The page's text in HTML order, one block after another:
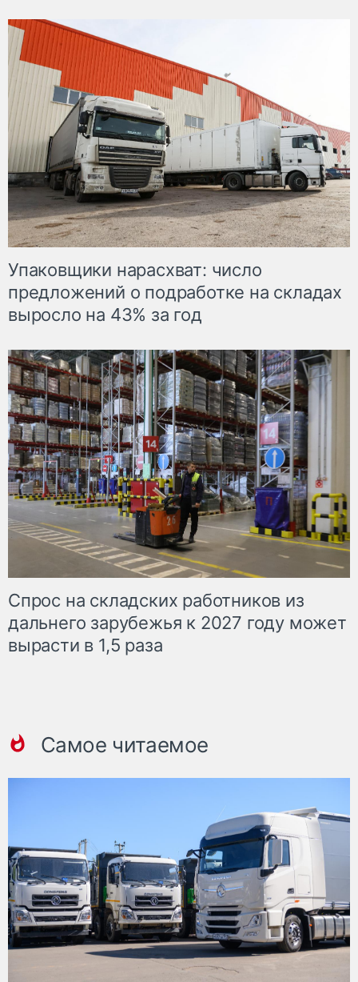
Упаковщики нарасхват: число
предложений о подработке на складах
выросло на 43% за год
Спрос на складских работников из
дальнего зарубежья к 2027 году может
вырасти в 1,5 раза
Самое читаемое